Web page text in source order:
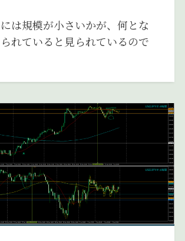
は規模が小さいかが、何とな
れていると見られているので